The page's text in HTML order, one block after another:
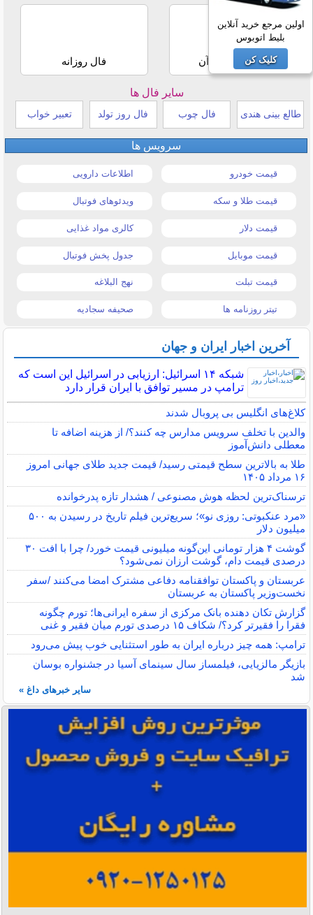
استخاره با قرآن فال روزانه
سایر فال ها
طالع بینی هندی فال چوب فال روز تولد تعبیر خواب
سرویس ها
قیمت خودرو اطلاعات دارویی
قیمت طلا و سکه ویدئوهای فوتبال
قیمت دلار کالری مواد غذایی
قیمت موبایل جدول پخش فوتبال
قیمت تبلت نهج البلاغه
تیتر روزنامه ها صحیفه سجادیه
آخرین اخبار ایران و جهان
شبکه ۱۴ اسرائیل: ارزیابی در اسرائیل این است که
ترامپ در مسیر توافق با ایران قرار دارد
کلاغ‌های انگلیس بی پروبال شدند
والدین با تخلف سرویس مدارس چه کنند؟/ از هزینه اضافه تا
معطلی دانش‌آموز
طلا به بالاترین سطح قیمتی رسید/ قیمت جدید طلای جهانی امروز
۱۶ مرداد ۱۴۰۵
ترسناک‌ترین لحظه هوش مصنوعی / هشدار تازه پدرخوانده
«مرد عنکبوتی: روزی نو»؛ سریع‌ترین فیلم تاریخ در رسیدن به ۵۰۰
میلیون دلار
گوشت ۴ هزار تومانی این‌گونه میلیونی قیمت خورد/ چرا با افت ۳۰
درصدی قیمت دام، گوشت ارزان نمی‌شود؟
عربستان و پاکستان توافقنامه دفاعی مشترک امضا می‌کنند /سفر
نخست‌وزیر پاکستان به عربستان
گزارش تکان‌ دهنده بانک مرکزی از سفره ایرانی‌ها؛ تورم چگونه
فقرا را فقیرتر کرد؟/ شکاف ۱۵ درصدی تورم میان فقیر و غنی
ترامپ: همه چیز درباره ایران به طور استثنایی خوب پیش می‌رود
بازیگر مالزیایی، فیلمساز سال سینمای آسیا در جشنواره بوسان
شد
سایر خبرهای داغ »
اولین مرجع خرید آنلاین
بلیط اتوبوس
کلیک کن